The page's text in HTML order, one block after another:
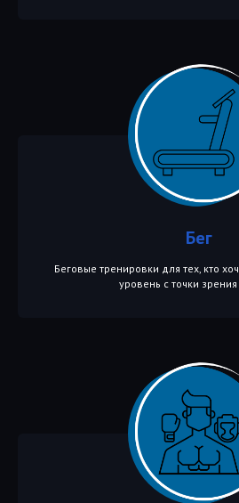
Бег
Беговые тренировки для тех, кто
уровень с точки зрения